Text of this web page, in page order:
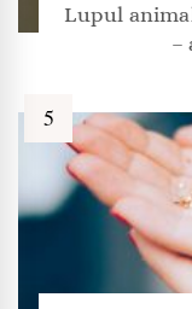
Lupul
–